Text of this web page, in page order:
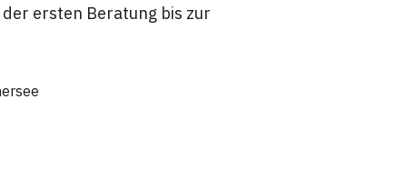
ersten Beratung bis zur